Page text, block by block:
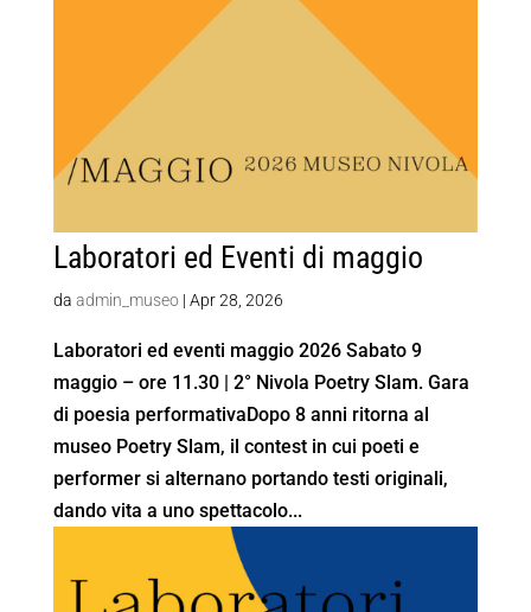
Laboratori ed Eventi di maggio
da admin_museo| Apr 28, 2026
Laboratori ed eventi maggio 2026 Sabato 9
maggio – ore 11.30 | 2° Nivola Poetry Slam. Gara
di poesia performativaDopo 8 anni ritorna al
museo Poetry Slam, il contest in cui poeti e
performer si alternano portando testi originali,
dando vita a uno spettacolo...